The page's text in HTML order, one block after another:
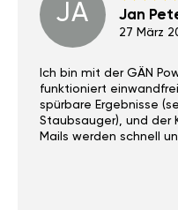
JA Jan
27 März
Ich bin mit der GÄN
funktioniert
spürbare Ergebnisse
Staubsauger), und der
Mails werden schnell